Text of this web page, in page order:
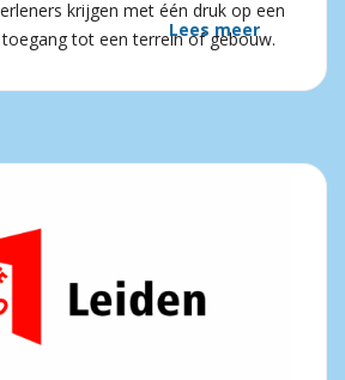
krijgen met één druk op een
tot een terrein of gebouw.
Lees meer